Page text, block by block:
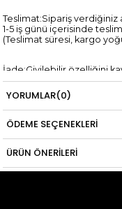
Teslimat:Sipariş
1-5 iş günü içerisinde
(Teslimat süresi, kargo
İade:Giyilebilir özelliğini
sipariş verilen günden
*Kredi kartına yapılan
süresi,
ilgili bankanın
YORUMLAR(0)
ÖDEME SEÇENEKLERI
ÜRÜN ÖNERILERI